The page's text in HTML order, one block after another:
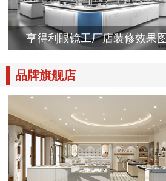
亨得利眼镜工厂店装修效果图
品牌旗舰店